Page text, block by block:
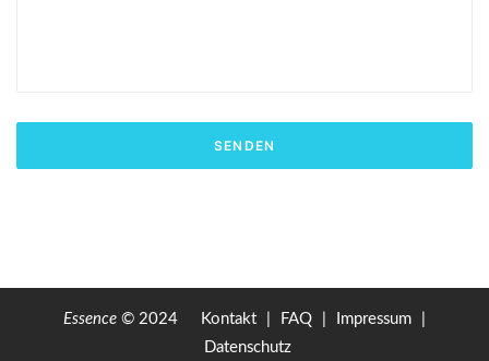
Essence © 2024 Kontakt | FAQ | Impressum |
Datenschutz